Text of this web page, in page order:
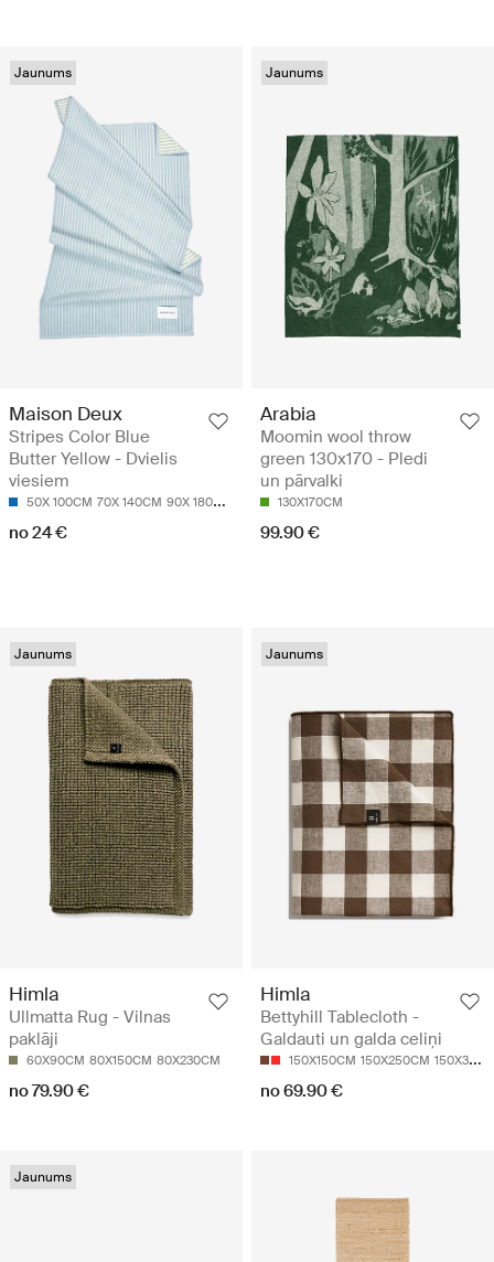
Jaunums
Maison Deux
Stripes Color Blue
Butter Yellow - Dvielis
viesiem
50X 100CM 70X 140CM 90X 180CM
no 24 €
Jaunums
Arabia
Moomin wool throw
green 130x170 - Pledi
un pārvalki
130X170CM
99.90 €
Jaunums
Himla
Ullmatta Rug - Vilnas
paklāji
60X90CM 80X150CM 80X230CM
no 79.90 €
Jaunums
Himla
Bettyhill Tablecloth -
Galdauti un galda celiņi
150X150CM 150X250CM 150X330CM
no 69.90 €
Jaunums